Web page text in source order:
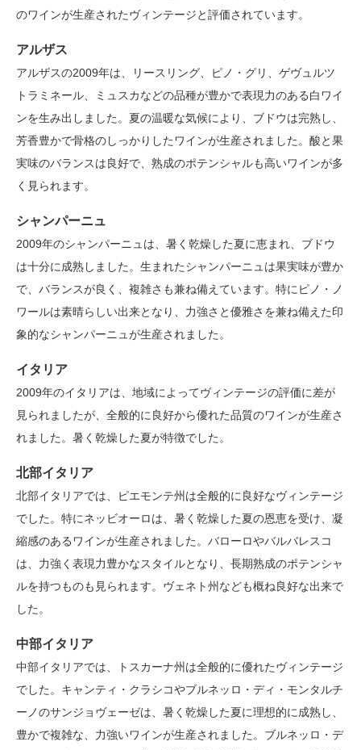
のワインが生産されたヴィンテージと評価されています。
アルザス
アルザスの2009年は、リースリング、ピノ・グリ、ゲヴュルツ
トラミネール、ミュスカなどの品種が豊かで表現力のある白ワイ
ンを生み出しました。夏の温暖な気候により、ブドウは完熟し、
芳香豊かで骨格のしっかりしたワインが生産されました。酸と果
実味のバランスは良好で、熟成のポテンシャルも高いワインが多
く見られます。
シャンパーニュ
2009年のシャンパーニュは、暑く乾燥した夏に恵まれ、ブドウ
は十分に成熟しました。生まれたシャンパーニュは果実味が豊か
で、バランスが良く、複雑さも兼ね備えています。特にピノ・ノ
ワールは素晴らしい出来となり、力強さと優雅さを兼ね備えた印
象的なシャンパーニュが生産されました。
イタリア
2009年のイタリアは、地域によってヴィンテージの評価に差が
見られましたが、全般的に良好から優れた品質のワインが生産さ
れました。暑く乾燥した夏が特徴でした。
北部イタリア
北部イタリアでは、ピエモンテ州は全般的に良好なヴィンテージ
でした。特にネッビオーロは、暑く乾燥した夏の恩恵を受け、凝
縮感のあるワインが生産されました。バローロやバルバレスコ
は、力強く表現力豊かなスタイルとなり、長期熟成のポテンシャ
ルを持つものも見られます。ヴェネト州なども概ね良好な出来で
した。
中部イタリア
中部イタリアでは、トスカーナ州は全般的に優れたヴィンテージ
でした。キャンティ・クラシコやブルネッロ・ディ・モンタルチ
ーノのサンジョヴェーゼは、暑く乾燥した夏に理想的に成熟し、
豊かで複雑な、力強いワインが生産されました。ブルネッロ・デ